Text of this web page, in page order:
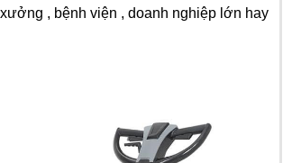
, bệnh viện , doanh nghiệp lớn hay